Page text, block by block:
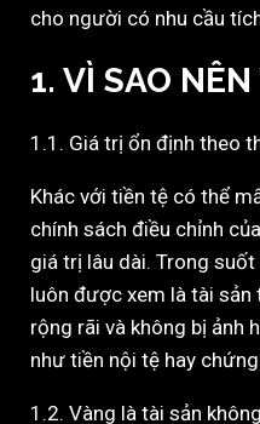
cho người có nhu cầu
1. VÌ SAO
1.1. Giá trị ổn định theo
Khác với tiền tệ có thể
chính sách điều chỉnh
giá trị lâu dài. Trong
luôn được xem là tài sản
rộng rãi và không bị ảnh
như tiền nội tệ hay
1.2. Vàng là tài sản